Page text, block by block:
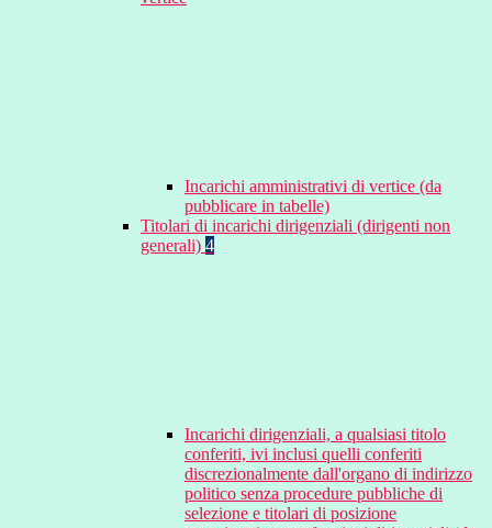
Incarichi amministrativi di vertice (da
pubblicare in tabelle)
Titolari di incarichi dirigenziali (dirigenti non
generali) 4
Incarichi dirigenziali, a qualsiasi titolo
conferiti, ivi inclusi quelli conferiti
discrezionalmente dall'organo di indirizzo
politico senza procedure pubbliche di
selezione e titolari di posizione